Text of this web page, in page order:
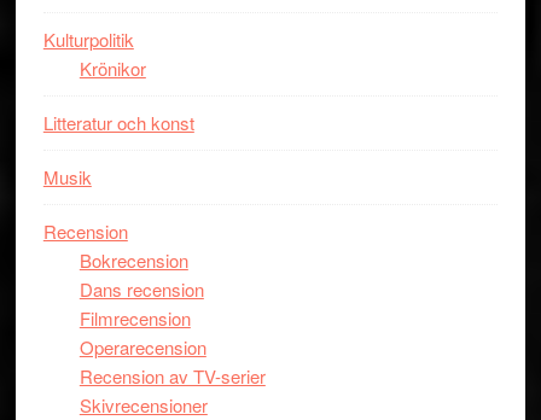
Kulturpolitik
Krönikor
Litteratur och konst
Musik
Recension
Bokrecension
Dans recension
Filmrecension
Operarecension
Recension av TV-serier
Skivrecensioner